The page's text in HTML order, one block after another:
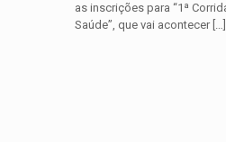
as inscrições para “1ª
Saúde”, que vai acontecer[…]